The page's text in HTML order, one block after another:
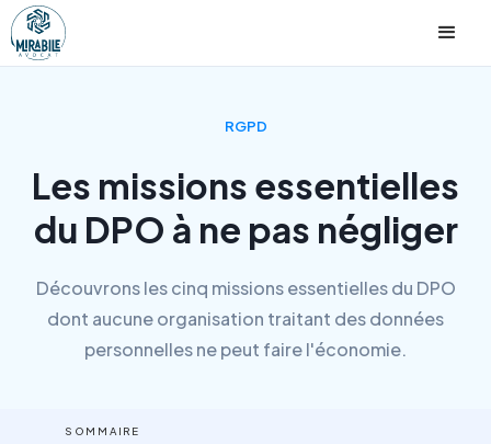
RGPD
Les missions essentielles
du DPO à ne pas négliger
Découvrons les cinq missions essentielles du DPO
dont aucune organisation traitant des données
personnelles ne peut faire l'économie.
SOMMAIRE